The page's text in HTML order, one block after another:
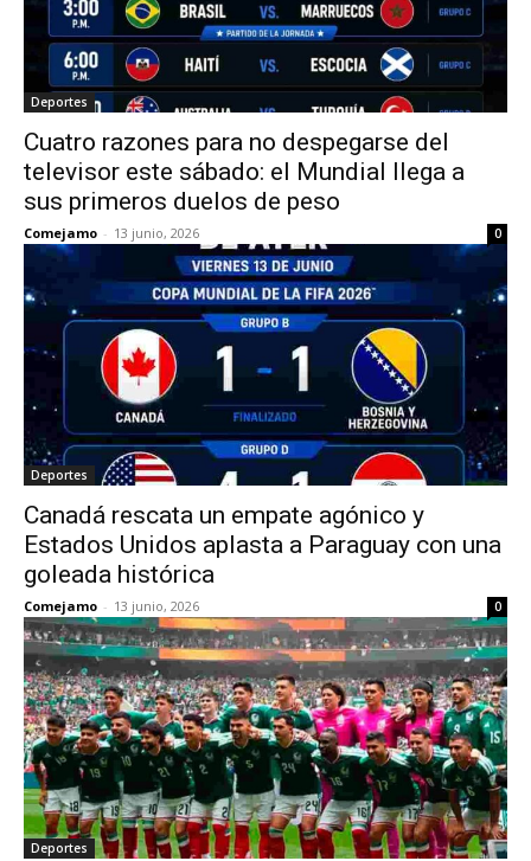
Deportes
Cuatro razones para no despegarse del
televisor este sábado: el Mundial llega a
sus primeros duelos de peso
Comejamo - 13 junio, 2026 0
Deportes
Canadá rescata un empate agónico y
Estados Unidos aplasta a Paraguay con una
goleada histórica
Comejamo - 13 junio, 2026 0
Deportes